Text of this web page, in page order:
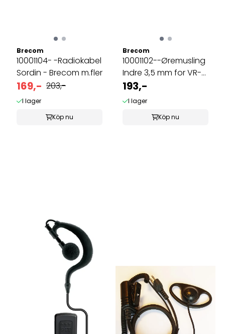
Brecom
10001104- -Radiokabel
Sordin - Brecom m.fler
169,- 203,-
I lager
Köp nu
Brecom
10001102--Øremusling
Indre 3,5 mm for VR-
2600D ...
193,-
I lager
Köp nu